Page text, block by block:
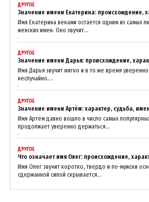
ДРУГОЕ
Значение имени Екатерина: происхождение,
Имя Екатерина веками остается одним из самых
женских имен. Оно звучит...
ДРУГОЕ
Значение имени Дарья: происхождение,
Имя Дарья звучит мягко и в то же время
неслучайно....
ДРУГОЕ
Значение имени Артём: характер, судьба,
Имя Артём давно вошло в число самых
продолжает уверенно держаться...
ДРУГОЕ
Что означает имя Олег: происхождение,
Имя Олег звучит коротко, твердо и по-мужски
сдержанной силой скрывается...